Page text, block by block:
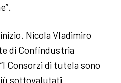
Nicola Vladimiro
di Confindustria
Consorzi di tutela sono
sottovalutati